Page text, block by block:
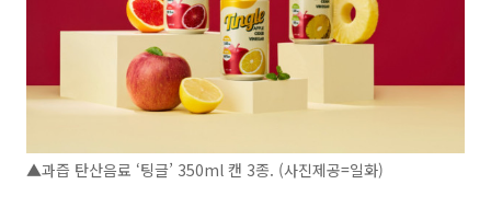
▲과즙 탄산음료 ‘팅글’ 350ml 캔 3종. (사진제공=일화)